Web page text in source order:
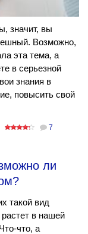
значит, вы
Возможно,
эта тема, а
в серьезной
знания в
повысить свой
7
ли
такой вид
в нашей
что, а